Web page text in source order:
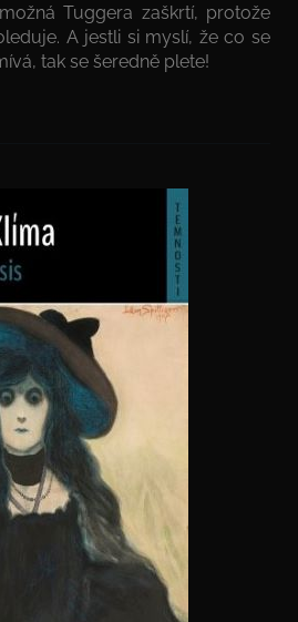
Tuggera zaškrtí, protože
A jestli si myslí, že co se
tak se šeredně plete!